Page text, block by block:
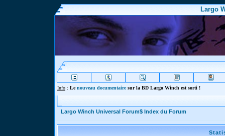
Largo
Info : Lenouveau documentairesur la BD Largo Winch est sorti !
Largo Winch Universal Forum$ Index du Forum